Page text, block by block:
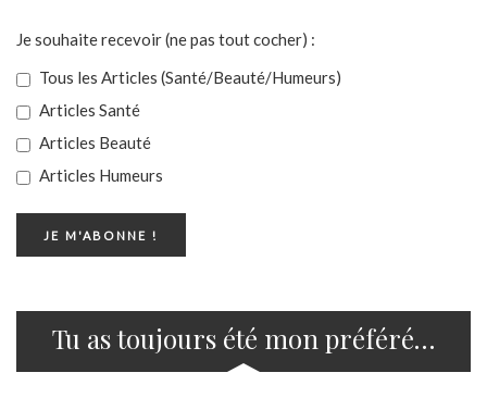
Je souhaite recevoir (ne pas tout cocher) :
Tous les Articles (Santé/Beauté/Humeurs)
Articles Santé
Articles Beauté
Articles Humeurs
Tu as toujours été mon préféré…